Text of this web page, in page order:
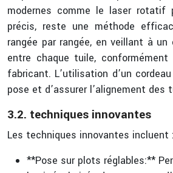
modernes comme le laser rotatif
précis, reste une méthode
rangée par rangée, en veillant à un
entre chaque tuile,
fabricant. L’utilisation d’un
pose et d’assurer l’alignement des
3.2. techniques innovantes
Les techniques innovantes incluent :
**Pose sur plots réglables:**